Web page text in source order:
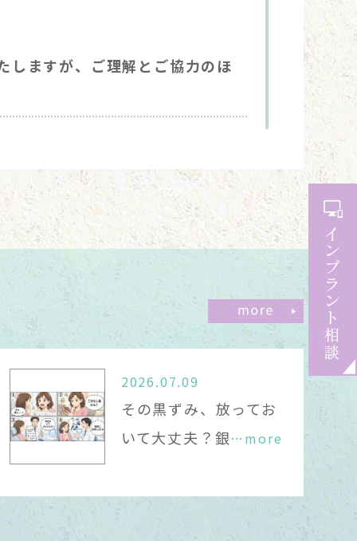
しますが、ご理解とご協力のほ
ます。
なります。
す。
となります。
2026.07.09
その黒ずみ、放ってお
いて大丈夫？銀…more